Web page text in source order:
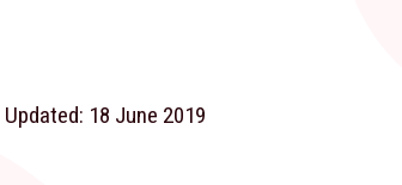
18 June 2019